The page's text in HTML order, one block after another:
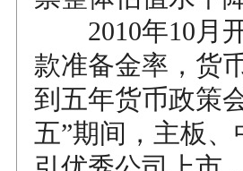
2010年10月开
款准备金率，货
到五年货币政策
五”期间，主板